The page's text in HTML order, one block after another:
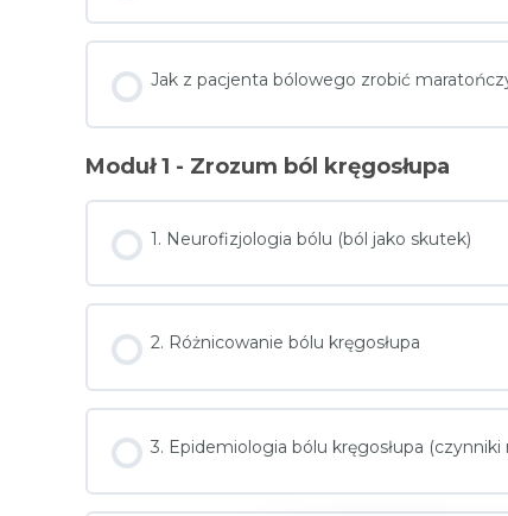
Jak z pacjenta bólowego zrobić
Moduł 1 - Zrozum ból kręgosłupa
1. Neurofizjologia bólu (ból jako skutek)
2. Różnicowanie bólu kręgosłupa
3. Epidemiologia bólu kręgosłupa (czynniki